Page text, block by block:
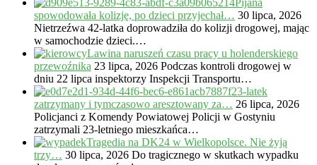
Pijana
spowodowała kolizję, po dzieci przyjechał… 30 lipca, 2026
Nietrzeźwa 42-latka doprowadziła do kolizji drogowej, mając
w samochodzie dzieci.…
Lawina naruszeń czasu pracy u holenderskiego
przewoźnika 23 lipca, 2026 Podczas kontroli drogowej w
dniu 22 lipca inspektorzy Inspekcji Transportu…
23-latek
zatrzymany i tymczasowo aresztowany za… 26 lipca, 2026
Policjanci z Komendy Powiatowej Policji w Gostyniu
zatrzymali 23-letniego mieszkańca…
Tragedia na DK24 w Wielkopolsce. Nie żyją
trzy… 30 lipca, 2026 Do tragicznego w skutkach wypadku